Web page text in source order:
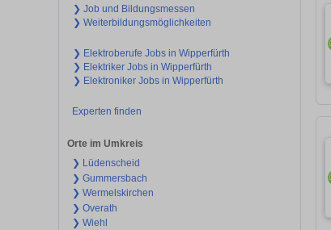
❯ Job und Bildungsmessen
❯ Weiterbildungsmöglichkeiten
❯ Elektroberufe Jobs in Wipperfürth
❯ Elektriker Jobs in Wipperfürth
❯ Elektroniker Jobs in Wipperfürth
Experten finden
Orte im Umkreis
❯ Lüdenscheid
❯ Gummersbach
❯ Wermelskirchen
❯ Overath
❯ Wiehl